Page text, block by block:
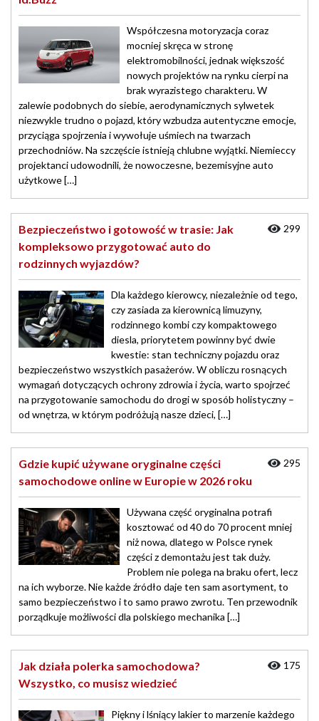
Współczesna motoryzacja coraz
mocniej skręca w stronę
elektromobilności, jednak większość
nowych projektów na rynku cierpi na
brak wyrazistego charakteru. W
zalewie podobnych do siebie, aerodynamicznych sylwetek
niezwykle trudno o pojazd, który wzbudza autentyczne emocje,
przyciąga spojrzenia i wywołuje uśmiech na twarzach
przechodniów. Na szczęście istnieją chlubne wyjątki. Niemieccy
projektanci udowodnili, że nowoczesne, bezemisyjne auto
użytkowe […]
Bezpieczeństwo i gotowość w trasie: Jak
kompleksowo przygotować auto do
rodzinnych wyjazdów?
299
Dla każdego kierowcy, niezależnie od tego,
czy zasiada za kierownicą limuzyny,
rodzinnego kombi czy kompaktowego
diesla, priorytetem powinny być dwie
kwestie: stan techniczny pojazdu oraz
bezpieczeństwo wszystkich pasażerów. W obliczu rosnących
wymagań dotyczących ochrony zdrowia i życia, warto spojrzeć
na przygotowanie samochodu do drogi w sposób holistyczny –
od wnętrza, w którym podróżują nasze dzieci, […]
Gdzie kupić używane oryginalne części
samochodowe online w Europie w 2026 roku
295
Używana część oryginalna potrafi
kosztować od 40 do 70 procent mniej
niż nowa, dlatego w Polsce rynek
części z demontażu jest tak duży.
Problem nie polega na braku ofert, lecz
na ich wyborze. Nie każde źródło daje ten sam asortyment, to
samo bezpieczeństwo i to samo prawo zwrotu. Ten przewodnik
porządkuje możliwości dla polskiego mechanika […]
Jak działa polerka samochodowa?
Wszystko, co musisz wiedzieć
175
Piękny i lśniący lakier to marzenie każdego